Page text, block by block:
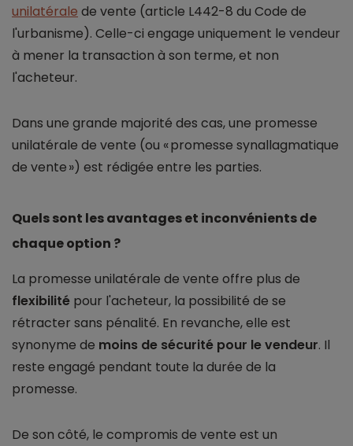
unilatérale de vente (article L442-8 du Code de
l'urbanisme). Celle-ci engage uniquement le vendeur
à mener la transaction à son terme, et non
l'acheteur.
Dans une grande majorité des cas, une promesse
unilatérale de vente (ou « promesse synallagmatique
de vente ») est rédigée entre les parties.
Quels sont les avantages et inconvénients de
chaque option ?
La promesse unilatérale de vente offre plus de
flexibilité pour l'acheteur, la possibilité de se
rétracter sans pénalité. En revanche, elle est
synonyme de moins de sécurité pour le vendeur. Il
reste engagé pendant toute la durée de la
promesse.
De son côté, le compromis de vente est un